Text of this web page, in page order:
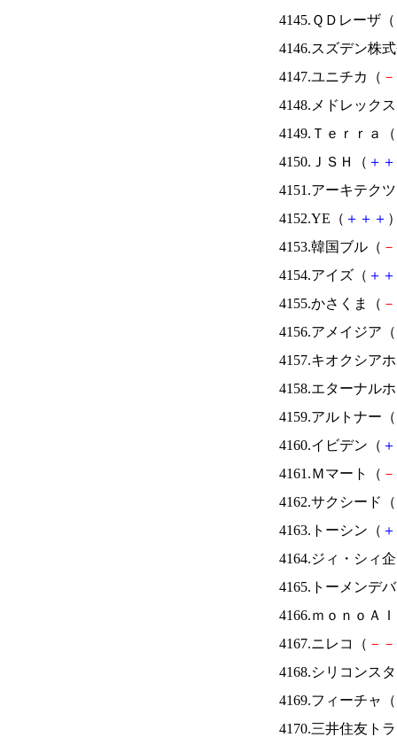
4145.ＱＤレーザ（
4146.スズデン株
4147.ユニチカ（ －
4148.メドレック
4149.Ｔｅｒｒａ（
4150.ＪＳＨ（ ＋ ＋
4151.アーキテク
4152.YE（ ＋ ＋ ＋
4153.韓国ブル（ －
4154.アイズ（ ＋ ＋
4155.かさくま（ －
4156.アメイジア（
4157.キオクシア
4158.エターナル
4159.アルトナー（
4160.イビデン（ ＋
4161.Ｍマート（ －
4162.サクシード（
4163.トーシン（ ＋
4164.ジィ・シィ
4165.トーメンデ
4166.ｍｏｎｏＡ
4167.ニレコ（ － －
4168.シリコンス
4169.フィーチャ（
4170.三井住友ト